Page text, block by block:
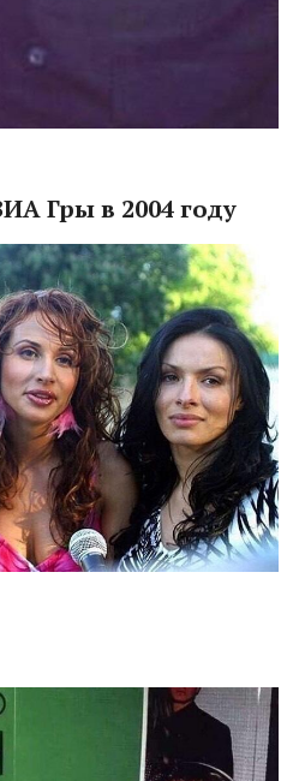
Гры в 2004 году